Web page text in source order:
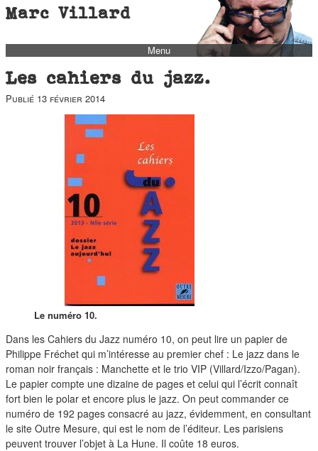
Marc Villard
Menu
bio
biblio
filmo
music
autofiction
interviews
polaroid
famille
blog
short stories
Les cahiers du jazz.
Publié 13 février 2014
Le numéro 10.
Dans les Cahiers du Jazz numéro 10, on peut lire un papier de
Philippe Fréchet qui m’intéresse au premier chef : Le jazz dans le
roman noir français : Manchette et le trio VIP (Villard/Izzo/Pagan).
Le papier compte une dizaine de pages et celui qui l’écrit connaît
fort bien le polar et encore plus le jazz. On peut commander ce
numéro de 192 pages consacré au jazz, évidemment, en consultant
le site Outre Mesure, qui est le nom de l’éditeur. Les parisiens
peuvent trouver l’objet à La Hune. Il coûte 18 euros.